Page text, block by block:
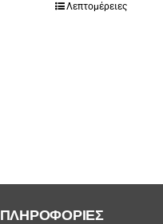
Λεπτομέρειες
ΠΛΗΡΟΦΟΡΙΕΣ